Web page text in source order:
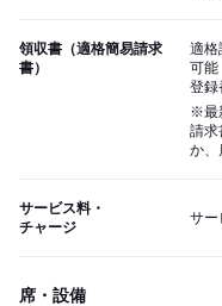
領収書（適格簡易請求
書）
適格
可能
登録
※最
請求
か、
サービス料・
チャージ
サー
席・設備